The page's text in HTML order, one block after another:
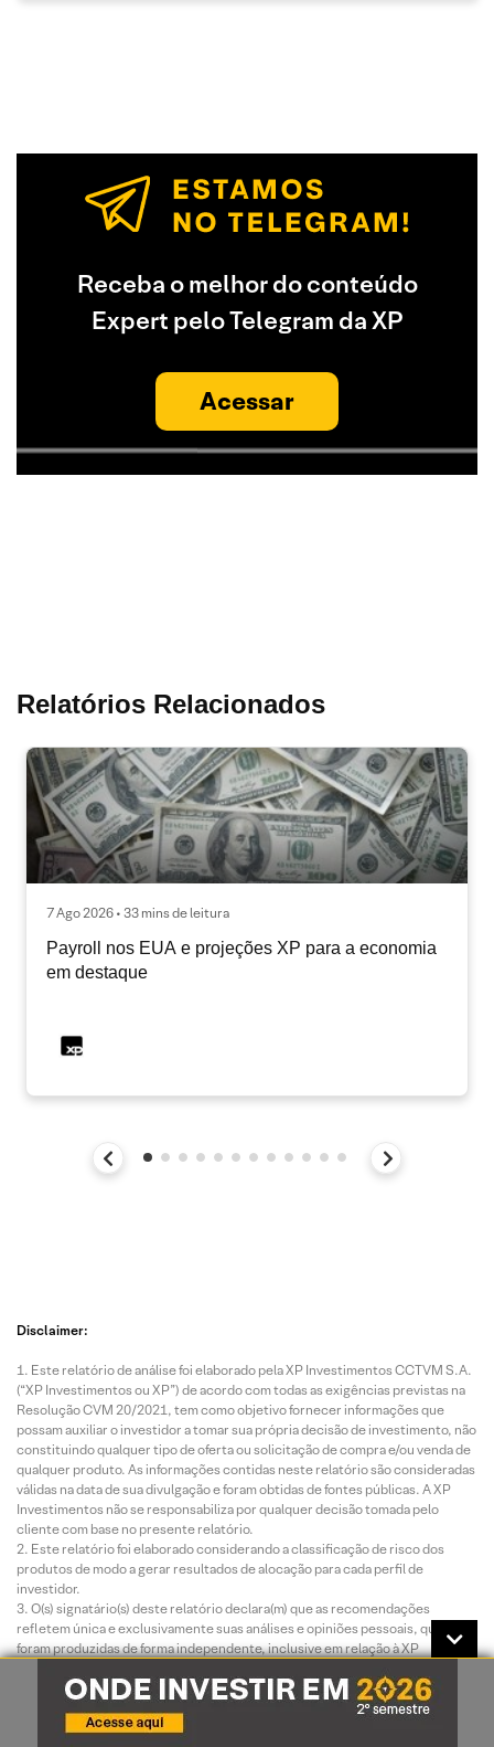
Receba o melhor do conteúdo
Expert pelo Telegram da XP
Acessar
Relatórios Relacionados
7 Ago 2026 • 33 mins de leitura
Payroll nos EUA e projeções XP para a economia
em destaque
Disclaimer:
Este relatório de análise foi elaborado pela XP Investimentos CCTVM S.A.
(“XP Investimentos ou XP”) de acordo com todas as exigências previstas na
Resolução CVM 20/2021, tem como objetivo fornecer informações que
possam auxiliar o investidor a tomar sua própria decisão de investimento, não
constituindo qualquer tipo de oferta ou solicitação de compra e/ou venda de
qualquer produto. As informações contidas neste relatório são consideradas
válidas na data de sua divulgação e foram obtidas de fontes públicas. A XP
Investimentos não se responsabiliza por qualquer decisão tomada pelo
cliente com base no presente relatório.
Este relatório foi elaborado considerando a classificação de risco dos
produtos de modo a gerar resultados de alocação para cada perfil de
investidor.
O(s) signatário(s) deste relatório declara(m) que as recomendações
refletem única e exclusivamente suas análises e opiniões pessoais, que
foram produzidas de forma independente, inclusive em relação à XP
decorrência de alterações nas condições de mercado, e que sua(s)
remuneração(es) é(são) indiretamente influenciada por receitas
provenientes dos negócios e operações financeiras realizadas pela XP